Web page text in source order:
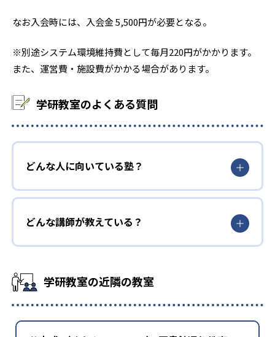
なお入会時には、入会金 5,500円が必要となる。
※別途システム環境維持費として毎月220円がかかります。
また、運営費・施設費がかかる場合があります。
学研教室のよくある質問
どんな人に向いている塾？
どんな講師が教えている？
学研教室の近隣の教室